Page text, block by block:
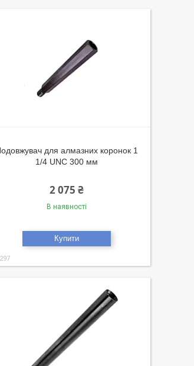
для алмазних коронок 1
1/4 UNC 300 мм
2 075 ₴
В наявності
Купити